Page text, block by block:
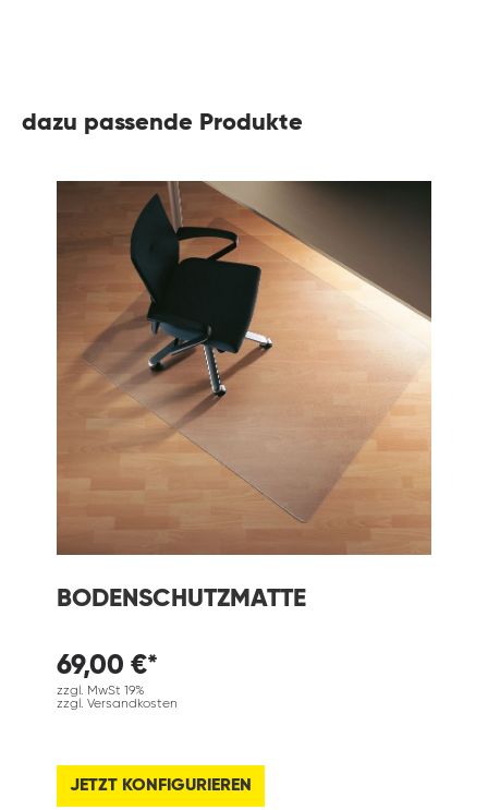
dazu passende Produkte
BODENSCHUTZMATTE
69,00 €*
zzgl. MwSt 19%
zzgl. Versandkosten
JETZT KONFIGURIEREN